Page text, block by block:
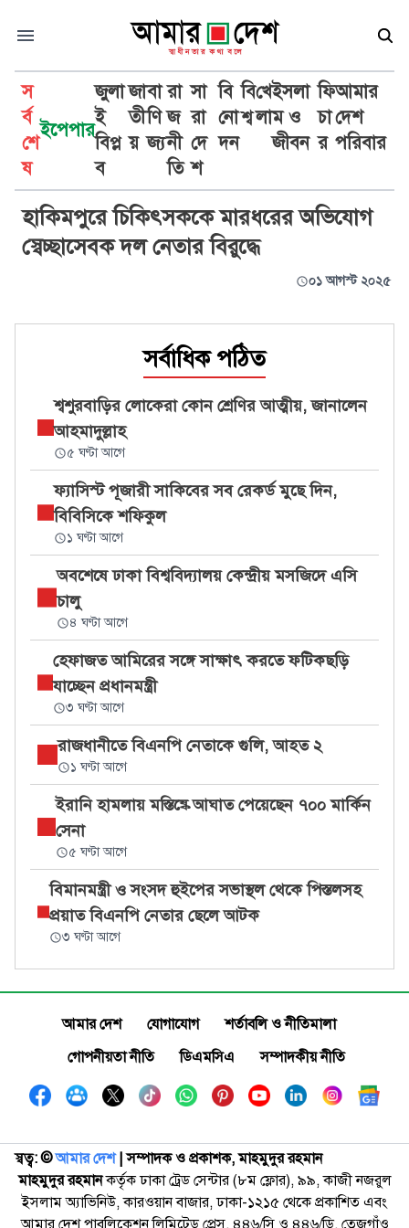
স
র্ব
শে
ষ
ইপেপার
জুলা
ই
বিপ্ল
ব
জা
তী
য়
বা
ণি
জ্য
রা
জ
নী
তি
সা
রা
দে
শ
বি
নো
দন
বি
শ্ব
খে
লা
ইসলা
ম ও
জীবন
ফি
চা
র
আমার
দেশ
পরিবার
হাকিমপুর
হাকিমপুরে চিকিৎসককে মারধরের অভিযোগ
স্বেচ্ছাসেবক দল নেতার বিরুদ্ধে
০১ আগস্ট ২০২৫
সর্বাধিক পঠিত
শ্বশুরবাড়ির লোকেরা কোন শ্রেণির আত্মীয়, জানালেন
আহমাদুল্লাহ
৫ ঘণ্টা আগে
ফ্যাসিস্ট পূজারী সাকিবের সব রেকর্ড মুছে দিন,
বিবিসিকে শফিকুল
১ ঘণ্টা আগে
অবশেষে ঢাকা বিশ্ববিদ্যালয় কেন্দ্রীয় মসজিদে এসি
চালু
৪ ঘণ্টা আগে
হেফাজত আমিরের সঙ্গে সাক্ষাৎ করতে ফটিকছড়ি
যাচ্ছেন প্রধানমন্ত্রী
৩ ঘণ্টা আগে
রাজধানীতে বিএনপি নেতাকে গুলি, আহত ২
১ ঘণ্টা আগে
ইরানি হামলায় মস্তিষ্কে আঘাত পেয়েছেন ৭০০ মার্কিন
সেনা
৫ ঘণ্টা আগে
বিমানমন্ত্রী ও সংসদ হুইপের সভাস্থল থেকে পিস্তলসহ
প্রয়াত বিএনপি নেতার ছেলে আটক
৩ ঘণ্টা আগে
আমার দেশ যোগাযোগ
শর্তাবলি ও নীতিমালা
গোপনীয়তা নীতি
ডিএমসিএ সম্পাদকীয় নীতি
স্বত্ব: ©️আমার দেশ| সম্পাদক ও প্রকাশক, মাহমুদুর রহমান
মাহমুদুর রহমানকর্তৃক ঢাকা ট্রেড সেন্টার (৮ম ফ্লোর), ৯৯, কাজী নজরুল
ইসলাম অ্যাভিনিউ, কারওয়ান বাজার, ঢাকা-১২১৫ থেকে প্রকাশিত এবং
আমার দেশ পাবলিকেশন লিমিটেড প্রেস, ৪৪৬/সি ও ৪৪৬/ডি, তেজগাঁও